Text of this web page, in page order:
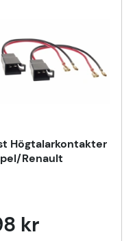
Högtalarkontakter
Renault
kr